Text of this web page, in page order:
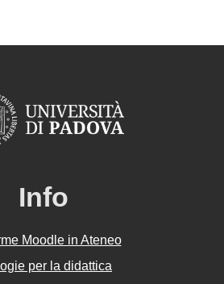
Info
Moodle in Ateneo
per la didattica